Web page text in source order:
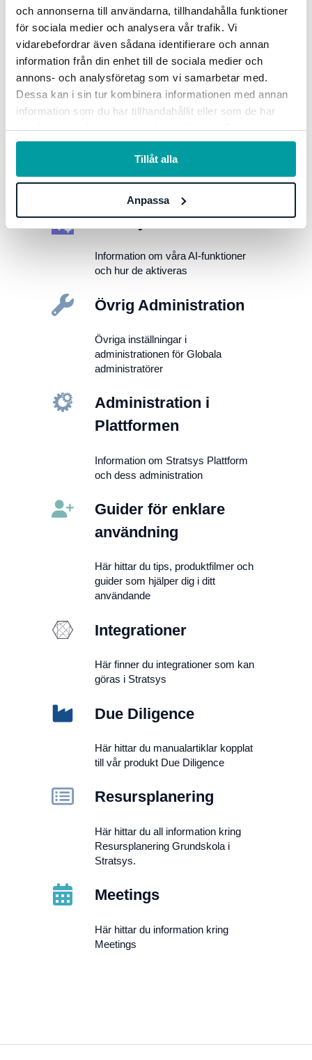
och annonserna till användarna, tillhandahålla funktioner
för sociala medier och analysera vår trafik. Vi
vidarebefordrar även sådana identifierare och annan
information från din enhet till de sociala medier och
annons- och analysföretag som vi samarbetar med.
Dessa kan i sin tur kombinera informationen med annan
information som du har tillhandahållit eller som de har
samlat in när du har använt deras tjänster. För mer
information, se vårintegritetspolicy.
Tillåt alla
Anpassa
beskrivningsfält.
Rapporter
Här har vi samlat allt som rör
Stratsys rapporter för dig som är
administratör eller har behörighet att
skapa/ändra rapporter.
Forms och Do board
Forms-checklistor och Do board
Stratsys AI-funktioner
Information om våra AI-funktioner
och hur de aktiveras
Övrig Administration
Övriga inställningar i
administrationen för Globala
administratörer
Administration i
Plattformen
Information om Stratsys Plattform
och dess administration
Guider för enklare
användning
Här hittar du tips, produktfilmer och
guider som hjälper dig i ditt
användande
Integrationer
Här finner du integrationer som kan
göras i Stratsys
Due Diligence
Här hittar du manualartiklar kopplat
till vår produkt Due Diligence
Resursplanering
Här hittar du all information kring
Resursplanering Grundskola i
Stratsys.
Meetings
Här hittar du information kring
Meetings